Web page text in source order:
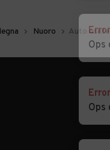
Nuoro Auto Error
Ops
Error
Ops